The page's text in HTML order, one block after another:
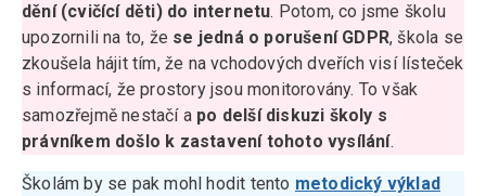
dění (cvičící děti) do internetu. Potom, co jsme školu
upozornili na to, že se jedná o porušení GDPR, škola se
zkoušela hájit tím, že na vchodových dveřích visí lísteček
s informací, že prostory jsou monitorovány. To však
samozřejmě nestačí a po delší diskuzi školy s
právníkem došlo k zastavení tohoto vysílání.
Školám by se pak mohl hodit tento metodický výklad